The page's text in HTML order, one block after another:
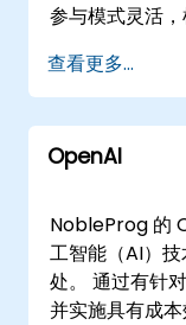
解决方案以满
NobleProg成为
伴。立即联系我
参与模式灵活
为现场咨询会议
合作，有效部
作，还是在我
实际应用和战
的本地咨询合
查看更多...
OpenAI
NobleProg 的
工智能（AI）
处。 通过有针
并实施具有成